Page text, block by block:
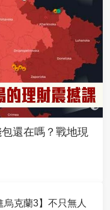
還在嗎？戰地現
烏克蘭3】不只無人